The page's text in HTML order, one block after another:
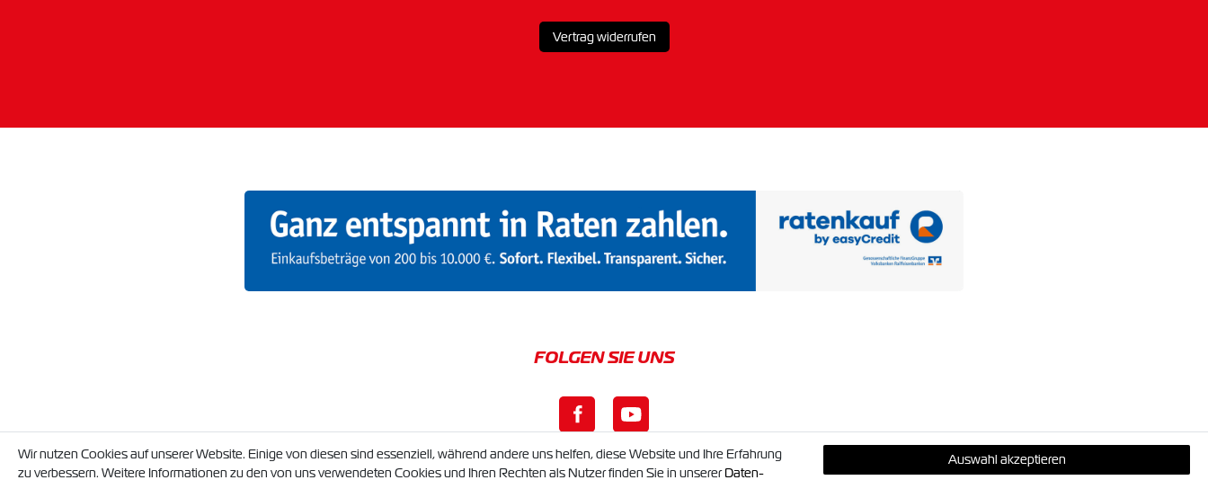
Vertrag widerrufen
Wir nutzen Cookies auf unserer Website. Einige von diesen sind essenziell, während andere uns helfen, diese Website und Ihre Erfahrung
zu verbessern. Weitere Informationen zu den von uns verwendeten Cookies und Ihren Rechten als Nutzer finden Sie in unsererDaten­
Auswahl akzeptieren